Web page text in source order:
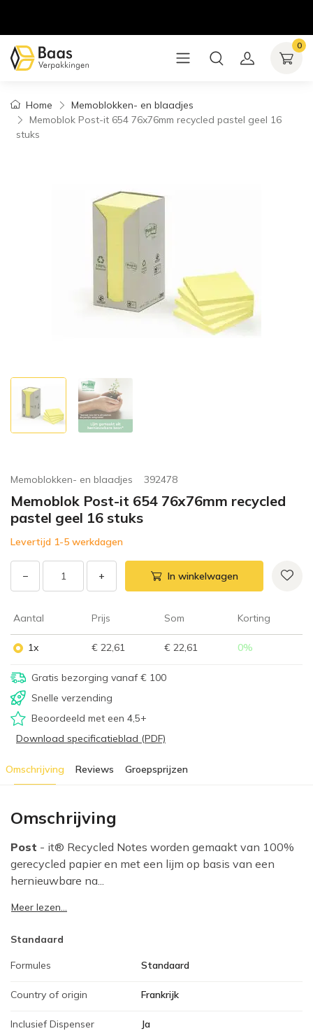
0
Home
Memoblokken- en blaadjes
Memoblok Post-it 654 76x76mm recycled pastel geel 16
stuks
Memoblokken- en blaadjes 392478
Memoblok Post-it 654 76x76mm recycled
pastel geel 16 stuks
Levertijd 1-5 werkdagen
− + In winkelwagen
Aantal Prijs Som Korting
1x € 22,61 € 22,61 0%
Gratis bezorging vanaf € 100
Snelle verzending
Beoordeeld met een 4,5+
Download specificatieblad (PDF)
Omschrijving Reviews Groepsprijzen
Omschrijving
Post - it® Recycled Notes worden gemaakt van 100%
gerecycled papier en met een lijm op basis van een
hernieuwbare na...
Meer lezen...
Standaard
Formules Standaard
Country of origin Frankrijk
Inclusief Dispenser Ja